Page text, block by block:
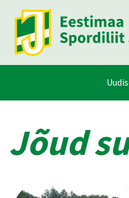
Jõud